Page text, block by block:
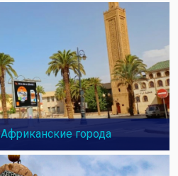
Африканские города